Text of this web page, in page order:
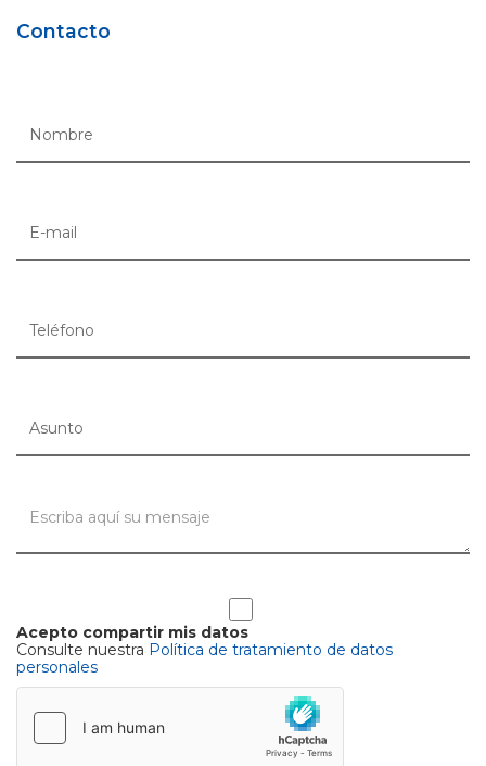
Contacto
Acepto compartir mis datos
Consulte nuestra Política de tratamiento de datos
personales